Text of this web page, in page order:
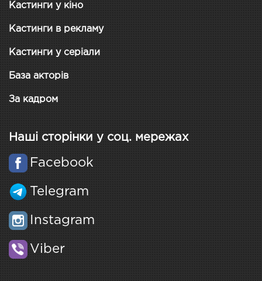
Кастинги у кіно
Кастинги в рекламу
Кастинги у серіали
База акторів
За кадром
Наші сторінки у соц. мережах
Facebook
Telegram
Instagram
Viber